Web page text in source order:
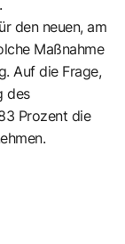
den neuen, am
Maßnahme
Auf die Frage,
des
Prozent die